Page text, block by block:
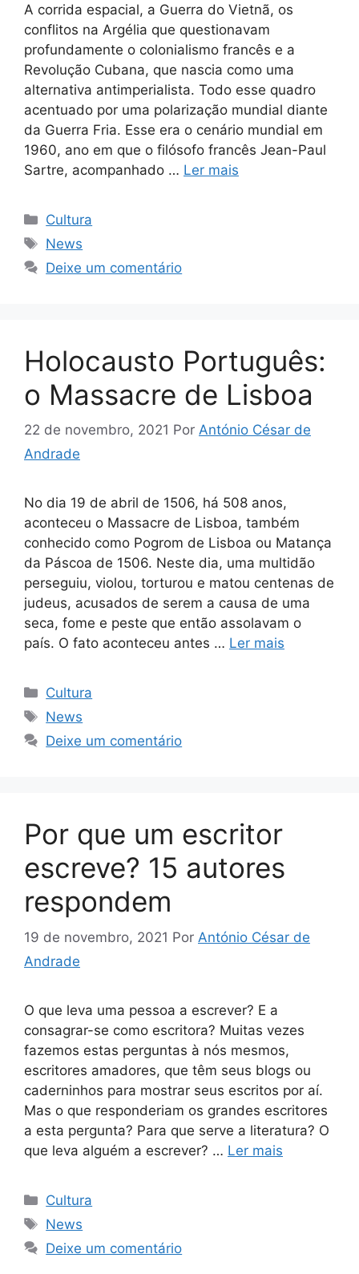
A corrida espacial, a Guerra do Vietnã, os
conflitos na Argélia que questionavam
profundamente o colonialismo francês e a
Revolução Cubana, que nascia como uma
alternativa antimperialista. Todo esse quadro
acentuado por uma polarização mundial diante
da Guerra Fria. Esse era o cenário mundial em
1960, ano em que o filósofo francês Jean-Paul
Sartre, acompanhado … Ler mais
Categorias
Cultura
Tags
News
Deixe um comentário
Holocausto Português:
o Massacre de Lisboa
22 de novembro, 2021 Por António César de
Andrade
No dia 19 de abril de 1506, há 508 anos,
aconteceu o Massacre de Lisboa, também
conhecido como Pogrom de Lisboa ou Matança
da Páscoa de 1506. Neste dia, uma multidão
perseguiu, violou, torturou e matou centenas de
judeus, acusados de serem a causa de uma
seca, fome e peste que então assolavam o
país. O fato aconteceu antes … Ler mais
Categorias
Cultura
Tags
News
Deixe um comentário
Por que um escritor
escreve? 15 autores
respondem
19 de novembro, 2021 Por António César de
Andrade
O que leva uma pessoa a escrever? E a
consagrar-se como escritora? Muitas vezes
fazemos estas perguntas à nós mesmos,
escritores amadores, que têm seus blogs ou
caderninhos para mostrar seus escritos por aí.
Mas o que responderiam os grandes escritores
a esta pergunta? Para que serve a literatura? O
que leva alguém a escrever? … Ler mais
Categorias
Cultura
Tags
News
Deixe um comentário